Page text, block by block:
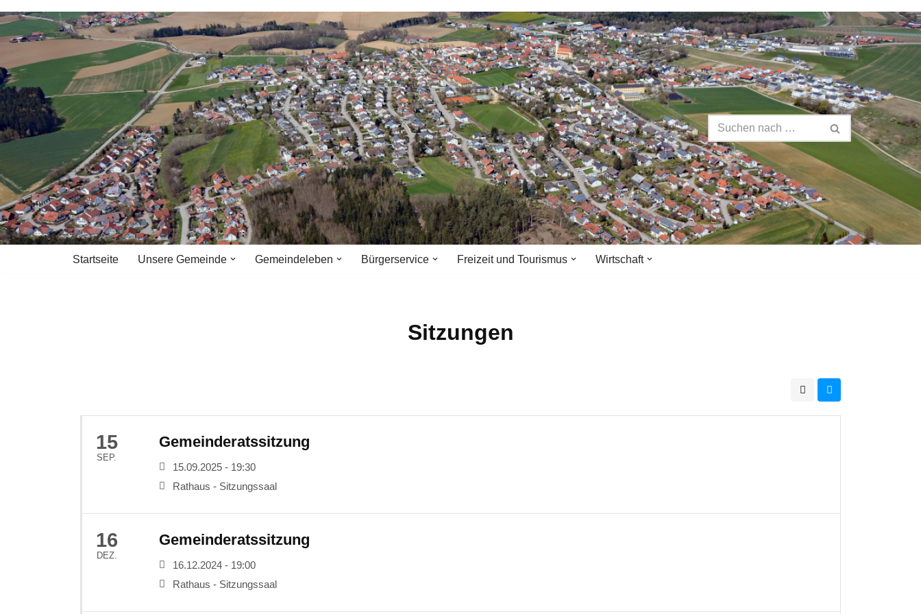
Zum
springen
Startseite Unsere Gemeinde Gemeindeleben Bürgerservice Freizeit und Tourismus Wirtschaft
Sitzungen
15
SEP.
Gemeinderatssitzung
15.09.2025 - 19:30
Rathaus - Sitzungssaal
16
DEZ.
Gemeinderatssitzung
16.12.2024 - 19:00
Rathaus - Sitzungssaal